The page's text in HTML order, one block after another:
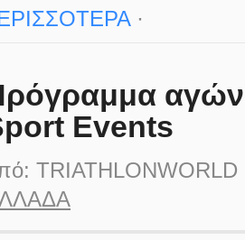
·
Events
TRIATHLONWORLD